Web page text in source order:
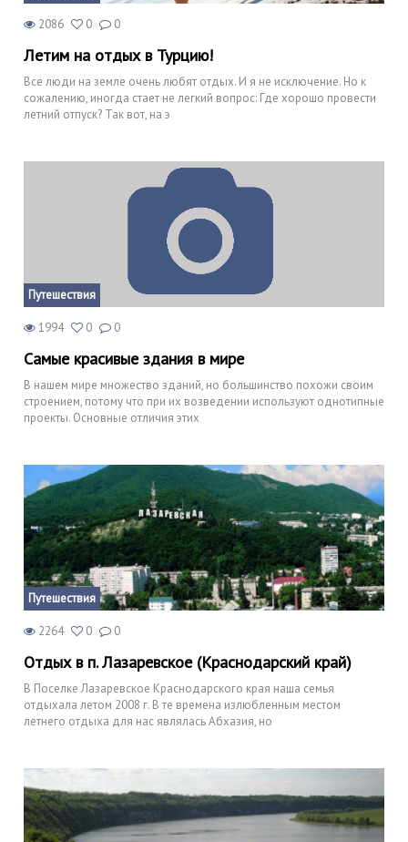
2086 0 0
Летим на отдых в Турцию!
Все люди на земле очень любят отдых. И я не исключение. Но к
сожалению, иногда стает не легкий вопрос: Где хорошо провести
летний отпуск? Так вот, на э
Путешествия
1994 0 0
Самые красивые здания в мире
В нашем мире множество зданий, но большинство похожи своим
строением, потому что при их возведении используют однотипные
проекты. Основные отличия этих
Путешествия
2264 0 0
Отдых в п. Лазаревское (Краснодарский край)
В Поселке Лазаревское Краснодарского края наша семья
отдыхала летом 2008 г. В те времена излюбленным местом
летнего отдыха для нас являлась Абхазия, но